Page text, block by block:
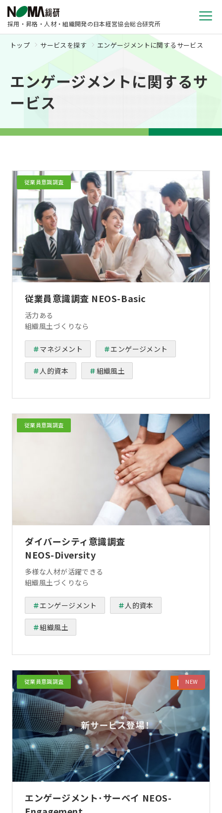
採用・昇格・人材・組織開発の日本経営協会総合研究所
トップ サービスを探す エンゲージメントに関するサービス
エンゲージメントに関するサ
ービス
従業員意識調査
従業員意識調査 NEOS-Basic
活力ある
組織風土づくりなら
マネジメント エンゲージメント
人的資本 組織風土
従業員意識調査
ダイバーシティ意識調査
NEOS-Diversity
多様な人材が活躍できる
組織風土づくりなら
エンゲージメント 人的資本
組織風土
従業員意識調査
エンゲージメント･サーベイ NEOS-